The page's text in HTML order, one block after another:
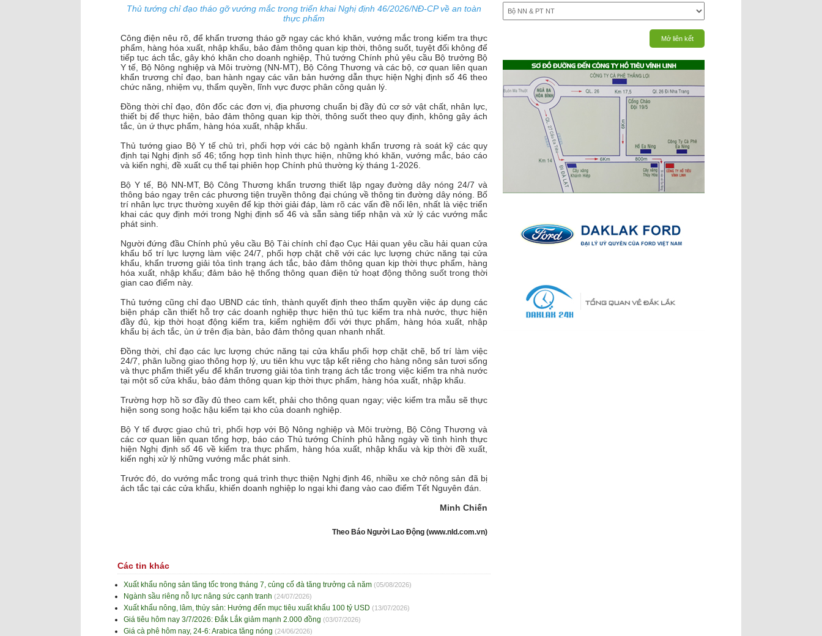
Thủ tướng chỉ đạo tháo gỡ vướng mắc trong triển khai Nghị định 46/2026/NĐ-CP về an toàn
thực phẩm
Công điện nêu rõ, để khẩn trương tháo gỡ ngay các khó khăn, vướng mắc trong kiểm tra thực
phẩm, hàng hóa xuất, nhập khẩu, bảo đảm thông quan kịp thời, thông suốt, tuyệt đối không để
tiếp tục ách tắc, gây khó khăn cho doanh nghiệp, Thủ tướng Chính phủ yêu cầu Bộ trưởng Bộ
Y tế, Bộ Nông nghiệp và Môi trường (NN-MT), Bộ Công Thương và các bộ, cơ quan liên quan
khẩn trương chỉ đạo, ban hành ngay các văn bản hướng dẫn thực hiện Nghị định số 46 theo
chức năng, nhiệm vụ, thẩm quyền, lĩnh vực được phân công quản lý.
Đồng thời chỉ đạo, đôn đốc các đơn vị, địa phương chuẩn bị đầy đủ cơ sở vật chất, nhân lực,
thiết bị để thực hiện, bảo đảm thông quan kịp thời, thông suốt theo quy định, không gây ách
tắc, ùn ứ thực phẩm, hàng hóa xuất, nhập khẩu.
Thủ tướng giao Bộ Y tế chủ trì, phối hợp với các bộ ngành khẩn trương rà soát kỹ các quy
định tại Nghị định số 46; tổng hợp tình hình thực hiện, những khó khăn, vướng mắc, báo cáo
và kiến nghị, đề xuất cụ thể tại phiên họp Chính phủ thường kỳ tháng 1-2026.
Bộ Y tế, Bộ NN-MT, Bộ Công Thương khẩn trương thiết lập ngay đường dây nóng 24/7 và
thông báo ngay trên các phương tiện truyền thông đại chúng về thông tin đường dây nóng. Bố
trí nhân lực trực thường xuyên để kịp thời giải đáp, làm rõ các vấn đề nổi lên, nhất là việc triển
khai các quy định mới trong Nghị định số 46 và sẵn sàng tiếp nhận và xử lý các vướng mắc
phát sinh.
Người đứng đầu Chính phủ yêu cầu Bộ Tài chính chỉ đạo Cục Hải quan yêu cầu hải quan cửa
khẩu bố trí lực lượng làm việc 24/7, phối hợp chặt chẽ với các lực lượng chức năng tại cửa
khẩu, khẩn trương giải tỏa tình trạng ách tắc, bảo đảm thông quan kịp thời thực phẩm, hàng
hóa xuất, nhập khẩu; đảm bảo hệ thống thông quan điện tử hoạt động thông suốt trong thời
gian cao điểm này.
Thủ tướng cũng chỉ đạo UBND các tỉnh, thành quyết định theo thẩm quyền việc áp dụng các
biện pháp cần thiết hỗ trợ các doanh nghiệp thực hiện thủ tục kiểm tra nhà nước, thực hiện
đầy đủ, kịp thời hoạt động kiểm tra, kiểm nghiệm đối với thực phẩm, hàng hóa xuất, nhập
khẩu bị ách tắc, ùn ứ trên địa bàn, bảo đảm thông quan nhanh nhất.
Đồng thời, chỉ đạo các lực lượng chức năng tại cửa khẩu phối hợp chặt chẽ, bố trí làm việc
24/7, phân luồng giao thông hợp lý, ưu tiên khu vực tập kết riêng cho hàng nông sản tươi sống
và thực phẩm thiết yếu để khẩn trương giải tỏa tình trạng ách tắc trong việc kiểm tra nhà nước
tại một số cửa khẩu, bảo đảm thông quan kịp thời thực phẩm, hàng hóa xuất, nhập khẩu.
Trường hợp hồ sơ đầy đủ theo cam kết, phải cho thông quan ngay; việc kiểm tra mẫu sẽ thực
hiện song song hoặc hậu kiểm tại kho của doanh nghiệp.
Bộ Y tế được giao chủ trì, phối hợp với Bộ Nông nghiệp và Môi trường, Bộ Công Thương và
các cơ quan liên quan tổng hợp, báo cáo Thủ tướng Chính phủ hằng ngày về tình hình thực
hiện Nghị định số 46 về kiểm tra thực phẩm, hàng hóa xuất, nhập khẩu và kịp thời đề xuất,
kiến nghị xử lý những vướng mắc phát sinh.
Trước đó, do vướng mắc trong quá trình thực thiện Nghị định 46, nhiều xe chở nông sản đã bị
ách tắc tại các cửa khẩu, khiến doanh nghiệp lo ngại khi đang vào cao điểm Tết Nguyên đán.
Minh Chiến
Theo Báo Người Lao Động (www.nld.com.vn)
Các tin khác
Xuất khẩu nông sản tăng tốc trong tháng 7, củng cố đà tăng trưởng cả năm (05/08/2026)
Ngành sầu riêng nỗ lực nâng sức cạnh tranh (24/07/2026)
Xuất khẩu nông, lâm, thủy sản: Hướng đến mục tiêu xuất khẩu 100 tỷ USD (13/07/2026)
Giá tiêu hôm nay 3/7/2026: Đắk Lắk giảm mạnh 2.000 đồng (03/07/2026)
Giá cà phê hôm nay, 24-6: Arabica tăng nóng (24/06/2026)
Mở liên kết